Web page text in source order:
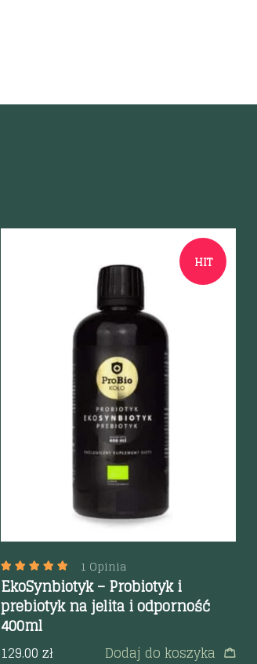
HIT
Szybki podgląd
1 Opinia
EkoSynbiotyk – Probiotyk i
prebiotyk na jelita i odporność
400ml
129.00 zł Dodaj do koszyka